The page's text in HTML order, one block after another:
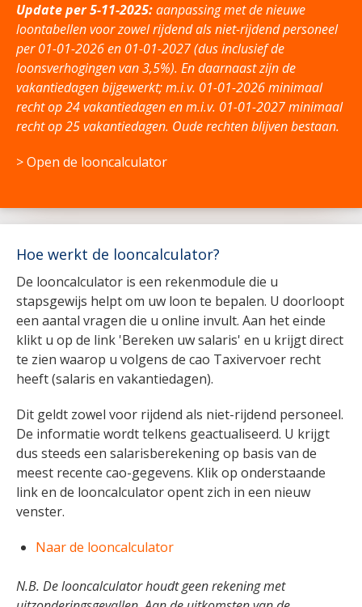
Update per 5-11-2025:aanpassing met de nieuwe
loontabellen voor zowel rijdend als niet-rijdend personeel
per 01-01-2026 en 01-01-2027 (dus inclusief de
loonsverhogingen van 3,5%). En daarnaast zijn de
vakantiedagen bijgewerkt; m.i.v. 01-01-2026 minimaal
recht op 24 vakantiedagen en m.i.v. 01-01-2027 minimaal
recht op 25 vakantiedagen. Oude rechten blijven bestaan.
> Open de looncalculator
Hoe werkt de looncalculator?
De looncalculator is een rekenmodule die u
stapsgewijs helpt om uw loon te bepalen. U doorloopt
een aantal vragen die u online invult. Aan het einde
klikt u op de link 'Bereken uw salaris' en u krijgt direct
te zien waarop u volgens de cao Taxivervoer recht
heeft (salaris en vakantiedagen).
Dit geldt zowel voor rijdend als niet-rijdend personeel.
De informatie wordt telkens geactualiseerd. U krijgt
dus steeds een salarisberekening op basis van de
meest recente cao-gegevens. Klik op onderstaande
link en de looncalculator opent zich in een nieuw
venster.
Naar de looncalculator
N.B. De looncalculator houdt geen rekening met